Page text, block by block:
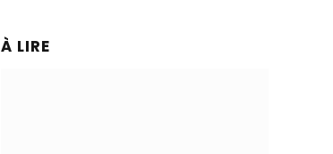
À LIRE